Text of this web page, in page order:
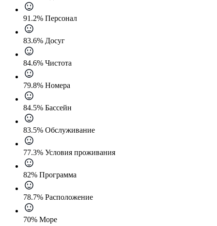
91.2% Персонал
83.6% Досуг
84.6% Чистота
79.8% Номера
84.5% Бассейн
83.5% Обслуживание
77.3% Условия проживания
82% Программа
78.7% Расположение
70% Море